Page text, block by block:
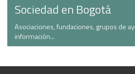
Sociedad en Bogotá
Asociaciones, fundaciones, grupos de
información...